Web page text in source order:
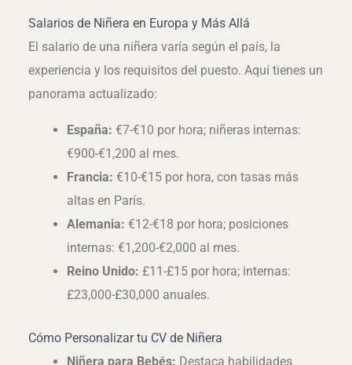
Salarios de Niñera en Europa y Más Allá
El salario de una niñera varía según el país, la
experiencia y los requisitos del puesto. Aquí tienes un
panorama actualizado:
España: €7-€10 por hora; niñeras internas:
€900-€1,200 al mes.
Francia: €10-€15 por hora, con tasas más
altas en París.
Alemania: €12-€18 por hora; posiciones
internas: €1,200-€2,000 al mes.
Reino Unido: £11-£15 por hora; internas:
£23,000-£30,000 anuales.
Cómo Personalizar tu CV de Niñera
Niñera para Bebés: Destaca habilidades